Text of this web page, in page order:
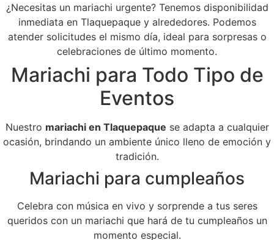
¿Necesitas un mariachi urgente? Tenemos disponibilidad
inmediata en Tlaquepaque y alrededores. Podemos
atender solicitudes el mismo día, ideal para sorpresas o
celebraciones de último momento.
Mariachi para Todo Tipo de
Eventos
Nuestro mariachi en Tlaquepaque se adapta a cualquier
ocasión, brindando un ambiente único lleno de emoción y
tradición.
Mariachi para cumpleaños
Celebra con música en vivo y sorprende a tus seres
queridos con un mariachi que hará de tu cumpleaños un
momento especial.